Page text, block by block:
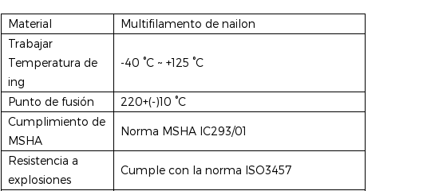
Material
Multifilamento de nailon
Trabajar
Temperatura de
ing
-40 °C ~ +125 °C
Punto de fusión 220+(-)10 °C
Cumplimiento de
MSHA
Norma MSHA IC293/01
Resistencia a
explosiones
Cumple con la norma ISO3457